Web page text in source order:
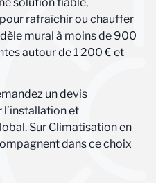
solution fiable,
rafraîchir ou chauffer
mural à moins de 900
autour de 1 200 € et
un devis
l’installation et
Sur Climatisation en
dans ce choix